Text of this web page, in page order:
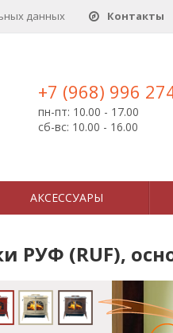
данныx Контакты
+7 (968) 996
пн-пт: 10.00 - 17.00
сб-вс: 10.00 - 16.00
АКСЕССУАРЫ
РУФ (RUF),